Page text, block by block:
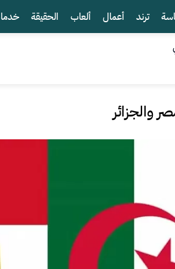
ترند أعمال ألعاب الحقيقة
والجزائر